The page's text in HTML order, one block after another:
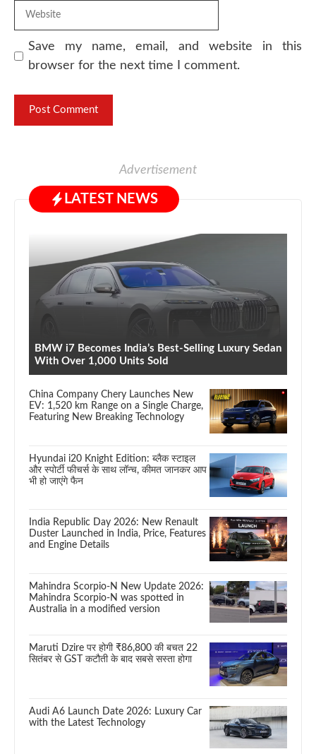
Save my name, email, and website in this
browser for the next time I comment.
Advertisement
LATEST NEWS
BMW i7 Becomes India’s Best-Selling Luxury Sedan
With Over 1,000 Units Sold
China Company Chery Launches New
EV: 1,520 km Range on a Single Charge,
Featuring New Breaking Technology
Hyundai i20 Knight Edition: ब्लैक स्टाइल
और स्पोर्टी फीचर्स के साथ लॉन्च, कीमत जानकर आप
भी हो जाएंगे फैन
India Republic Day 2026: New Renault
Duster Launched in India, Price, Features
and Engine Details
Mahindra Scorpio-N New Update 2026:
Mahindra Scorpio-N was spotted in
Australia in a modified version
Maruti Dzire पर होगी ₹86,800 की बचत 22
सितंबर से GST कटौती के बाद सबसे सस्ता होगा
Audi A6 Launch Date 2026: Luxury Car
with the Latest Technology